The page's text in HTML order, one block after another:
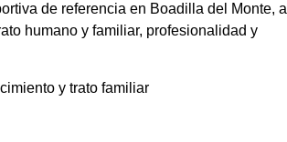
de referencia en Boadilla del Monte, a
humano y familiar, profesionalidad y
y trato familiar